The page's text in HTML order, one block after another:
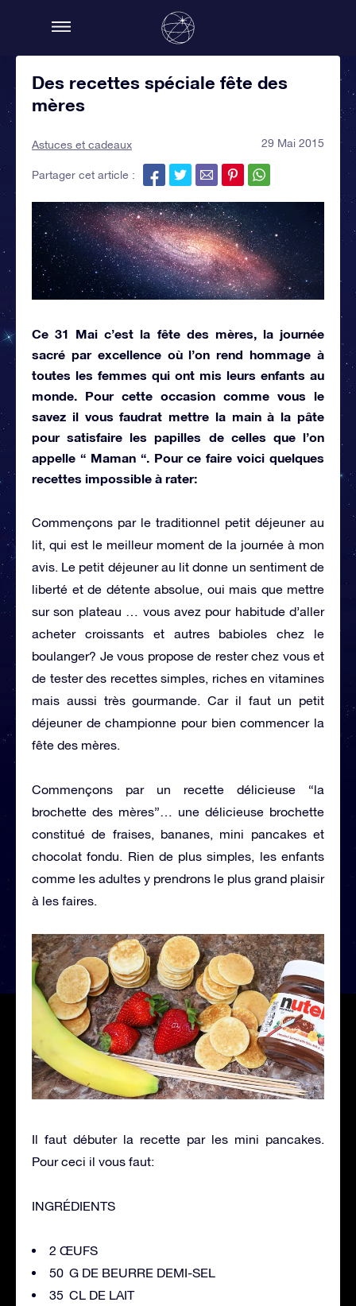
Des recettes spéciale fête des
mères
Astuces et cadeaux 29 Mai 2015
Partager cet article :
Ce 31 Mai c’est la fête des mères, la journée
sacré par excellence où l’on rend hommage à
toutes les femmes qui ont mis leurs enfants au
monde. Pour cette occasion comme vous le
savez il vous faudrat mettre la main à la pâte
pour satisfaire les papilles de celles que l’on
appelle “ Maman “. Pour ce faire voici quelques
recettes impossible à rater:
Commençons par le traditionnel petit déjeuner au
lit, qui est le meilleur moment de la journée à mon
avis. Le petit déjeuner au lit donne un sentiment de
liberté et de détente absolue, oui mais que mettre
sur son plateau … vous avez pour habitude d’aller
acheter croissants et autres babioles chez le
boulanger? Je vous propose de rester chez vous et
de tester des recettes simples, riches en vitamines
mais aussi très gourmande. Car il faut un petit
déjeuner de championne pour bien commencer la
fête des mères.
Commençons par un recette délicieuse “la
brochette des mères”… une délicieuse brochette
constitué de fraises, bananes, mini pancakes et
chocolat fondu. Rien de plus simples, les enfants
comme les adultes y prendrons le plus grand plaisir
à les faires.
Il faut débuter la recette par les mini pancakes.
Pour ceci il vous faut:
INGRÉDIENTS
2 ŒUFS
50 G DE BEURRE DEMI-SEL
35 CL DE LAIT